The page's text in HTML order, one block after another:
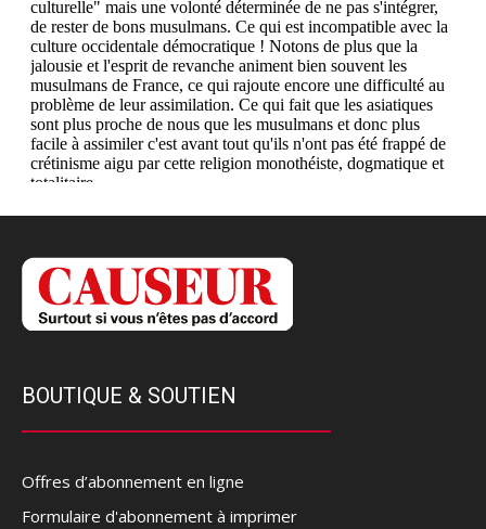
BOUTIQUE & SOUTIEN
Offres d’abonnement en ligne
Formulaire d'abonnement à imprimer